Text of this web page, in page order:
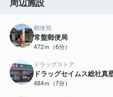
周辺施設
郵便局
常盤郵便局
472ｍ（6分）
ドラッグストア
ドラッグセイムス総社真
484ｍ（7分）